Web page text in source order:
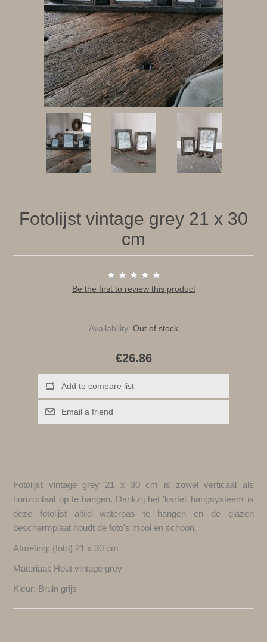
Fotolijst vintage grey 21 x 30
cm
Be the first to review this product
Availability: Out of stock
€26.86
Add to compare list
Email a friend
Fotolijst vintage grey 21 x 30 cm is zowel verticaal als
horizontaal op te hangen. Dankzij het 'kartel' hangsysteem is
deze fotolijst altijd waterpas te hangen en de glazen
beschermplaat houdt de foto's mooi en schoon.
Afmeting: (foto) 21 x 30 cm
Materiaal: Hout vintage grey
Kleur: Bruin grijs